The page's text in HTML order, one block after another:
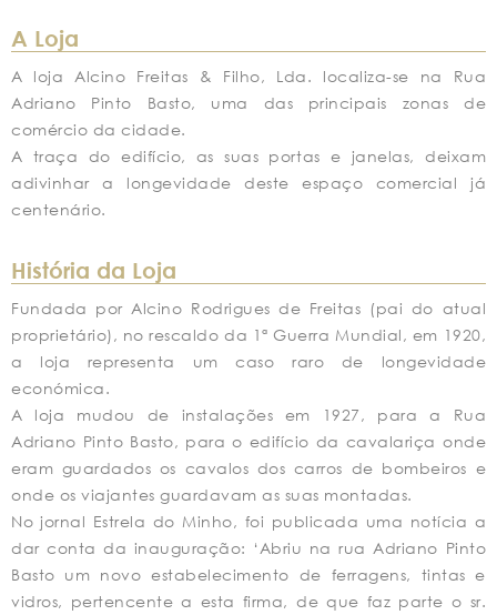
A Loja
A loja Alcino Freitas & Filho, Lda. localiza-se na Rua
Adriano Pinto Basto, uma das principais zonas de
comércio da cidade.
A traça do edifício, as suas portas e janelas, deixam
adivinhar a longevidade deste espaço comercial já
centenário.
História da Loja
Fundada por Alcino Rodrigues de Freitas (pai do atual
proprietário), no rescaldo da 1ª Guerra Mundial, em 1920,
a loja representa um caso raro de longevidade
económica.
A loja mudou de instalações em 1927, para a Rua
Adriano Pinto Basto, para o edifício da cavalariça onde
eram guardados os cavalos dos carros de bombeiros e
onde os viajantes guardavam as suas montadas.
No jornal Estrela do Minho, foi publicada uma notícia a
dar conta da inauguração: ‘Abriu na rua Adriano Pinto
Basto um novo estabelecimento de ferragens, tintas e
vidros, pertencente a esta firma, de que faz parte o sr.